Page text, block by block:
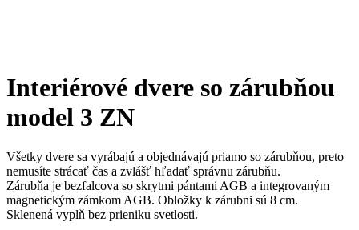
Interiérové dvere so zárubňou
model 3 ZN
Všetky dvere sa vyrábajú a objednávajú priamo so zárubňou, preto
nemusíte strácať čas a zvlášť hľadať správnu zárubňu.
Zárubňa je bezfalcova so skrytmi pántami AGB a integrovaným
magnetickým zámkom AGB. Obložky k zárubni sú 8 cm.
Sklenená vyplň bez prieniku svetlosti.